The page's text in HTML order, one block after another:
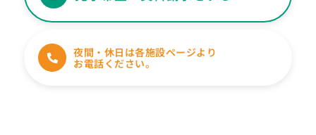
夜間・休日は各施設ページより
お電話ください。